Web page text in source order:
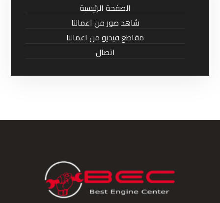
الصفحة الرئيسية
شاهد صور من اعمالنا
مقاطع فيديو من اعمالنا
اتصال